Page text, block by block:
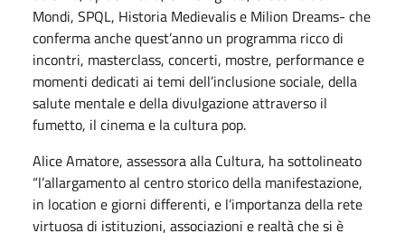
Mondi, SPQL, Historia Medievalis e Milion Dreams- che
conferma anche quest’anno un programma ricco di
incontri, masterclass, concerti, mostre, performance e
momenti dedicati ai temi dell’inclusione sociale, della
salute mentale e della divulgazione attraverso il
fumetto, il cinema e la cultura pop.
Alice Amatore, assessora alla Cultura, ha sottolineato
“l’allargamento al centro storico della manifestazione,
in location e giorni differenti, e l’importanza della rete
virtuosa di istituzioni, associazioni e realtà che si è